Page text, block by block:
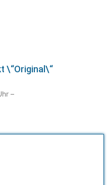
\“Original\“
–